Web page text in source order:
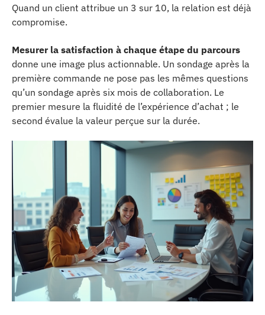
Quand un client attribue un 3 sur 10, la relation est déjà
compromise.
Mesurer la satisfaction à chaque étape du parcours
donne une image plus actionnable. Un sondage après la
première commande ne pose pas les mêmes questions
qu’un sondage après six mois de collaboration. Le
premier mesure la fluidité de l’expérience d’achat ; le
second évalue la valeur perçue sur la durée.